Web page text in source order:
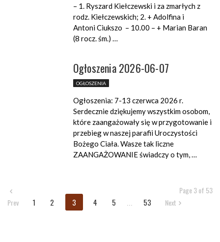
– 1. Ryszard Kiełczewski i za zmarłych z
rodz. Kiełczewskich; 2. + Adolfina i
Antoni Ciukszo – 10.00 – + Marian Baran
(8 rocz. śm.) …
Ogłoszenia 2026-06-07
OGŁOSZENIA
Ogłoszenia: 7-13 czerwca 2026 r.
Serdecznie dziękujemy wszystkim osobom,
które zaangażowały się w przygotowanie i
przebieg w naszej parafii Uroczystości
Bożego Ciała. Wasze tak liczne
ZAANGAŻOWANIE świadczy o tym, …
Page 3 of 53
Prev
1 2 3 4 5 53 Next